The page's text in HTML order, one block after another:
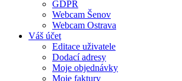
GDPR
Webcam Šenov
Webcam Ostrava
Váš účet
Editace uživatele
Dodací adresy
Moje objednávky
Moje faktury